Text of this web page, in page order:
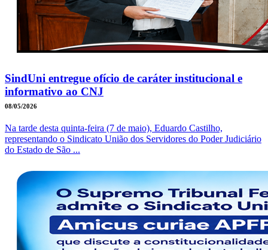
SindUni entregue ofício de caráter institucional e
informativo ao CNJ
08/05/2026
Na tarde desta quinta-feira (7 de maio), Eduardo Castilho,
representando o Sindicato União dos Servidores do Poder Judiciário
do Estado de São ...